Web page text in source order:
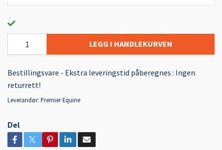
LEGG I HANDLEKURVEN
Bestillingsvare - Ekstra leveringstid påberegnes : Ingen
returrett!
Leverandør: Premier Equine
Del